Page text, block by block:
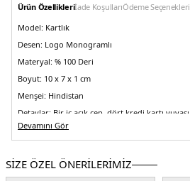
Ürün Özellikleriİade KoşullarıÖdeme Seçenekleri
Model: Kartlık
Desen: Logo Monogramlı
Materyal: % 100 Deri
Boyut: 10 x 7 x 1 cm
Menşei: Hindistan
Detaylar: Bir iç açık cep, dört kredi kartı yuvası
5DY150536778002.07
Devamını Gör
SİZE ÖZEL ÖNERİLERİMİZ